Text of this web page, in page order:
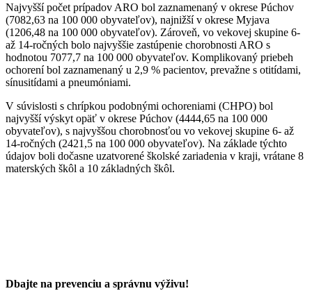
Najvyšší počet prípadov ARO bol zaznamenaný v okrese Púchov
(7082,63 na 100 000 obyvateľov), najnižší v okrese Myjava
(1206,48 na 100 000 obyvateľov). Zároveň, vo vekovej skupine 6-
až 14-ročných bolo najvyššie zastúpenie chorobnosti ARO s
hodnotou 7077,7 na 100 000 obyvateľov. Komplikovaný priebeh
ochorení bol zaznamenaný u 2,9 % pacientov, prevažne s otitídami,
sínusitídami a pneumóniami.
V súvislosti s chrípkou podobnými ochoreniami (CHPO) bol
najvyšší výskyt opäť v okrese Púchov (4444,65 na 100 000
obyvateľov), s najvyššou chorobnosťou vo vekovej skupine 6- až
14-ročných (2421,5 na 100 000 obyvateľov). Na základe týchto
údajov boli dočasne uzatvorené školské zariadenia v kraji, vrátane 8
materských škôl a 10 základných škôl.
Dbajte na prevenciu a správnu výživu!